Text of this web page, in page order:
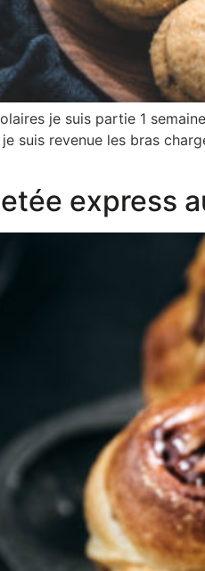
je suis partie 1
suis revenue les bras
express